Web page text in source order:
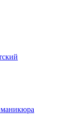
маникюра